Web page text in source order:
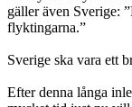
gäller även Sverige:
flyktingarna.”
Sverige ska vara ett
Efter denna långa